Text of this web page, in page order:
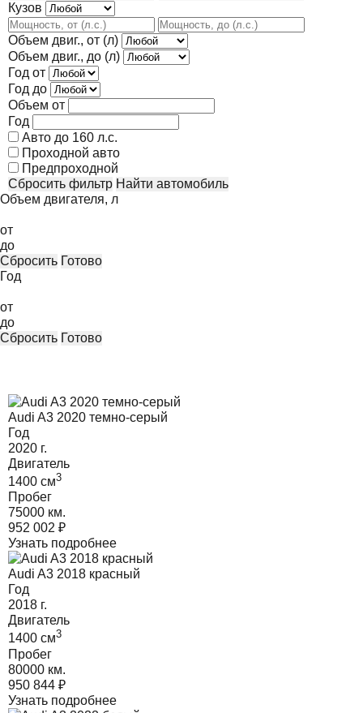
Кузов
Объем двиг., от (л)
Объем двиг., до (л)
Год от
Год до
Объем от
Год
Авто до 160 л.с.
Проходной авто
Предпроходной
Сбросить фильтр
Найти автомобиль
Объем двигателя, л
от
до
Сбросить Готово
Год
от
до
Сбросить Готово
Audi A3 2020 темно-серый
Год
2020 г.
Двигатель
1400 cм3
Пробег
75000 км.
952 002 ₽
Узнать подробнее
Audi A3 2018 красный
Год
2018 г.
Двигатель
1400 cм3
Пробег
80000 км.
950 844 ₽
Узнать подробнее